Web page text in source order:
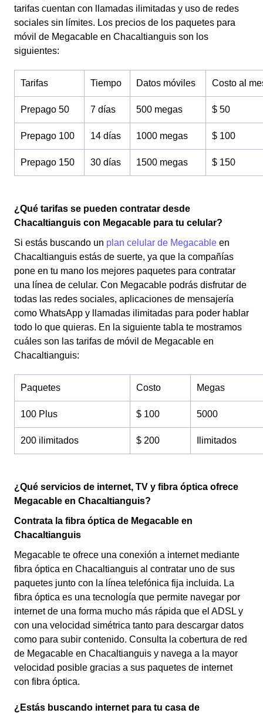
tarifas cuentan con llamadas ilimitadas y uso de redes
sociales sin límites. Los precios de los paquetes para
móvil de Megacable en Chacaltianguis son los
siguientes:
Tarifas Tiempo Datos móviles Costo al
Prepago 50 7 días 500 megas $ 50
Prepago 100 14 días 1000 megas $ 100
Prepago 150 30 días 1500 megas $ 150
¿Qué tarifas se pueden contratar desde
Chacaltianguis con Megacable para tu celular?
Si estás buscando un plan celular de Megacable en
Chacaltianguis estás de suerte, ya que la compañías
pone en tu mano los mejores paquetes para contratar
una línea de celular. Con Megacable podrás disfrutar de
todas las redes sociales, aplicaciones de mensajería
como WhatsApp y llamadas ilimitadas para poder hablar
todo lo que quieras. En la siguiente tabla te mostramos
cuáles son las tarifas de móvil de Megacable en
Chacaltianguis:
Paquetes Costo Megas
100 Plus $ 100 5000
200 ilimitados $ 200 Ilimitados
¿Qué servicios de internet, TV y fibra óptica ofrece
Megacable en Chacaltianguis?
Contrata la fibra óptica de Megacable en
Chacaltianguis
Megacable te ofrece una conexión a internet mediante
fibra óptica en Chacaltianguis al contratar uno de sus
paquetes junto con la línea telefónica fija incluida. La
fibra óptica es una tecnología que permite navegar por
internet de una forma mucho más rápida que el ADSL y
con una velocidad simétrica tanto para descargar datos
como para subir contenido. Consulta la cobertura de red
de Megacable en Chacaltianguis y navega a la mayor
velocidad posible gracias a sus paquetes de internet
con fibra óptica.
¿Estás buscando internet para tu casa de